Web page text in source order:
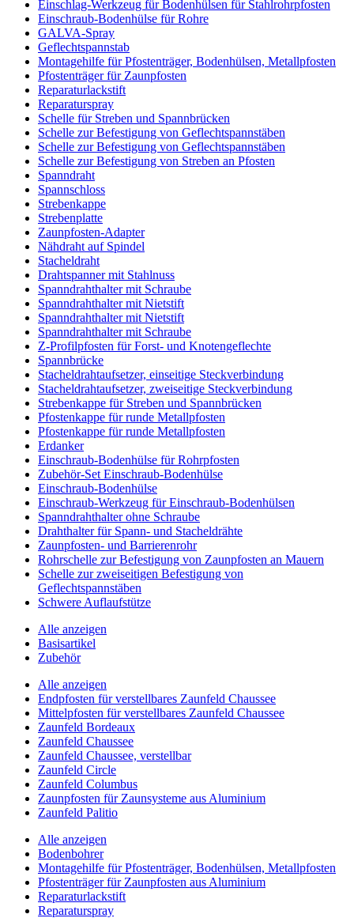
Einschlag-Werkzeug für Bodenhülsen für Stahlrohrpfosten
Einschraub-Bodenhülse für Rohre
GALVA-Spray
Geflechtspannstab
Montagehilfe für Pfostenträger, Bodenhülsen, Metallpfosten
Pfostenträger für Zaunpfosten
Reparaturlackstift
Reparaturspray
Schelle für Streben und Spannbrücken
Schelle zur Befestigung von Geflechtspannstäben
Schelle zur Befestigung von Geflechtspannstäben
Schelle zur Befestigung von Streben an Pfosten
Spanndraht
Spannschloss
Strebenkappe
Strebenplatte
Zaunpfosten-Adapter
Nähdraht auf Spindel
Stacheldraht
Drahtspanner mit Stahlnuss
Spanndrahthalter mit Schraube
Spanndrahthalter mit Nietstift
Spanndrahthalter mit Nietstift
Spanndrahthalter mit Schraube
Z-Profilpfosten für Forst- und Knotengeflechte
Spannbrücke
Stacheldrahtaufsetzer, einseitige Steckverbindung
Stacheldrahtaufsetzer, zweiseitige Steckverbindung
Strebenkappe für Streben und Spannbrücken
Pfostenkappe für runde Metallpfosten
Pfostenkappe für runde Metallpfosten
Erdanker
Einschraub-Bodenhülse für Rohrpfosten
Zubehör-Set Einschraub-Bodenhülse
Einschraub-Bodenhülse
Einschraub-Werkzeug für Einschraub-Bodenhülsen
Spanndrahthalter ohne Schraube
Drahthalter für Spann- und Stacheldrähte
Zaunpfosten- und Barrierenrohr
Rohrschelle zur Befestigung von Zaunpfosten an Mauern
Schelle zur zweiseitigen Befestigung von
Geflechtspannstäben
Schwere Auflaufstütze
Alle anzeigen
Basisartikel
Zubehör
Alle anzeigen
Endpfosten für verstellbares Zaunfeld Chaussee
Mittelpfosten für verstellbares Zaunfeld Chaussee
Zaunfeld Bordeaux
Zaunfeld Chaussee
Zaunfeld Chaussee, verstellbar
Zaunfeld Circle
Zaunfeld Columbus
Zaunpfosten für Zaunsysteme aus Aluminium
Zaunfeld Palitio
Alle anzeigen
Bodenbohrer
Montagehilfe für Pfostenträger, Bodenhülsen, Metallpfosten
Pfostenträger für Zaunpfosten aus Aluminium
Reparaturlackstift
Reparaturspray